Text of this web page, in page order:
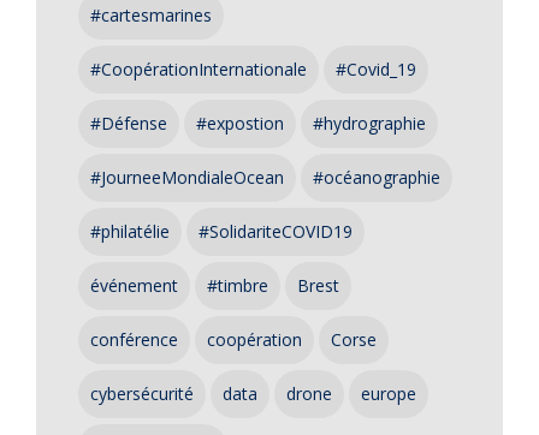
#cartesmarines
#CoopérationInternationale #Covid_19
#Défense #expostion #hydrographie
#JourneeMondialeOcean #océanographie
#philatélie #SolidariteCOVID19
événement #timbre Brest
conférence coopération Corse
cybersécurité data drone europe